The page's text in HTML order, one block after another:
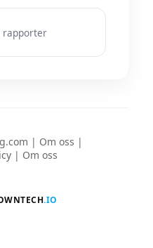
rapporter
| Om oss |
| Om oss
.IO